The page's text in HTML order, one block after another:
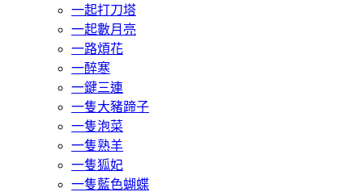
一起打刀塔
一起數月亮
一路煩花
一醉寒
一鍵三連
一隻大豬蹄子
一隻泡菜
一隻熟羊
一隻狐妃
一隻藍色蝴蝶